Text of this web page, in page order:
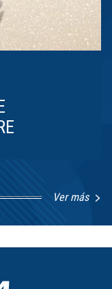
Ver más